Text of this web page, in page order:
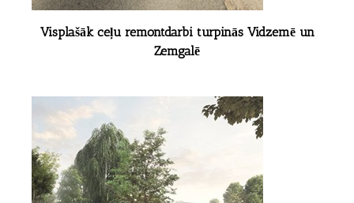
Visplašāk ceļu remontdarbi turpinās Vidzemē un
Zemgalē